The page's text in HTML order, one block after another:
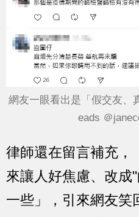
網友一眼看出是「假交友、
eads ＠
律師還在留言補充，
來讓人好焦慮、改成
一些」，引來網友笑